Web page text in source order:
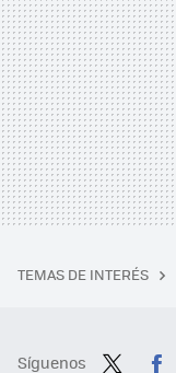
TEMAS DE INTERÉS
Síguenos